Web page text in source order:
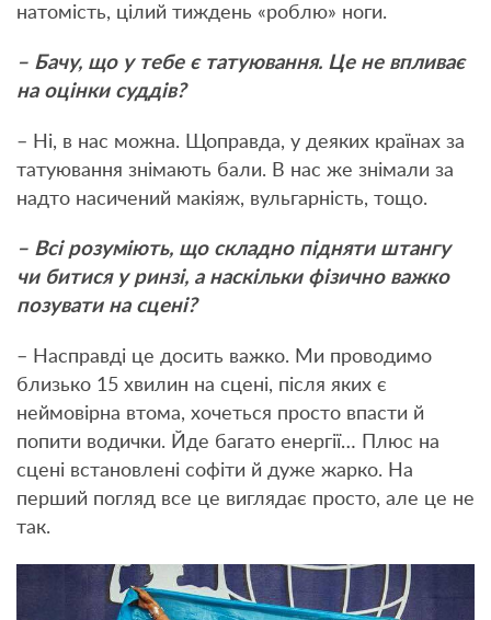
натомість, цілий тиждень «роблю» ноги.
– Бачу, що у тебе є татуювання. Це не впливає
на оцінки суддів?
– Ні, в нас можна. Щоправда, у деяких країнах за
татуювання знімають бали. В нас же знімали за
надто насичений макіяж, вульгарність, тощо.
– Всі розуміють, що складно підняти штангу
чи битися у ринзі, а наскільки фізично важко
позувати на сцені?
– Насправді це досить важко. Ми проводимо
близько 15 хвилин на сцені, після яких є
неймовірна втома, хочеться просто впасти й
попити водички. Йде багато енергії… Плюс на
сцені встановлені софіти й дуже жарко. На
перший погляд все це виглядає просто, але це не
так.